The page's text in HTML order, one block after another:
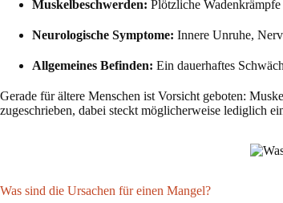
Muskelbeschwerden: Plötzliche
Neurologische Symptome: Innere Unruhe,
Allgemeines Befinden: Ein dauerhaftes
Gerade für ältere Menschen ist Vorsicht geboten:
zugeschrieben, dabei steckt möglicherweise lediglich
Was sind die Ursachen für einen Mangel?